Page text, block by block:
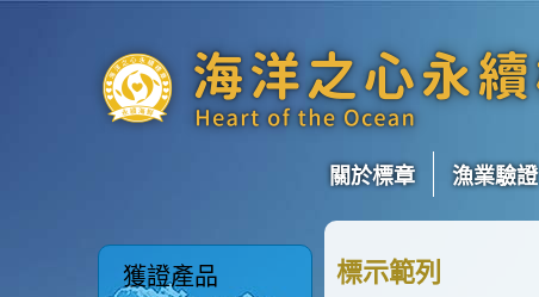
關於標章 漁業驗證
獲證產品 標示範列